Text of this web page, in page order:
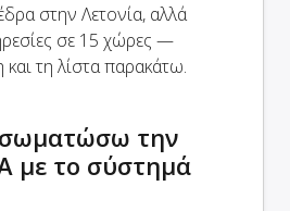
στην Λετονία, αλλά
σε 15 χώρες —
και τη λίστα παρακάτω.
την
με το σύστημά